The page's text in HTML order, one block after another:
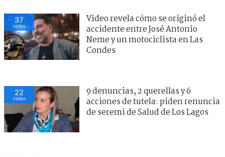
37
visitas
Video revela cómo se originó el
accidente entre José Antonio
Neme y un motociclista en Las
Condes
22
visitas
9 denuncias, 2 querellas y 6
acciones de tutela: piden renuncia
de seremi de Salud de Los Lagos